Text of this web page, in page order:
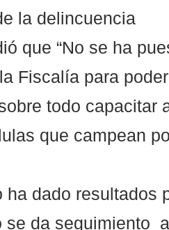
la delincuencia
que “No se ha
Fiscalía para poder
todo capacitar
que campean
dado resultados
se da seguimiento  a